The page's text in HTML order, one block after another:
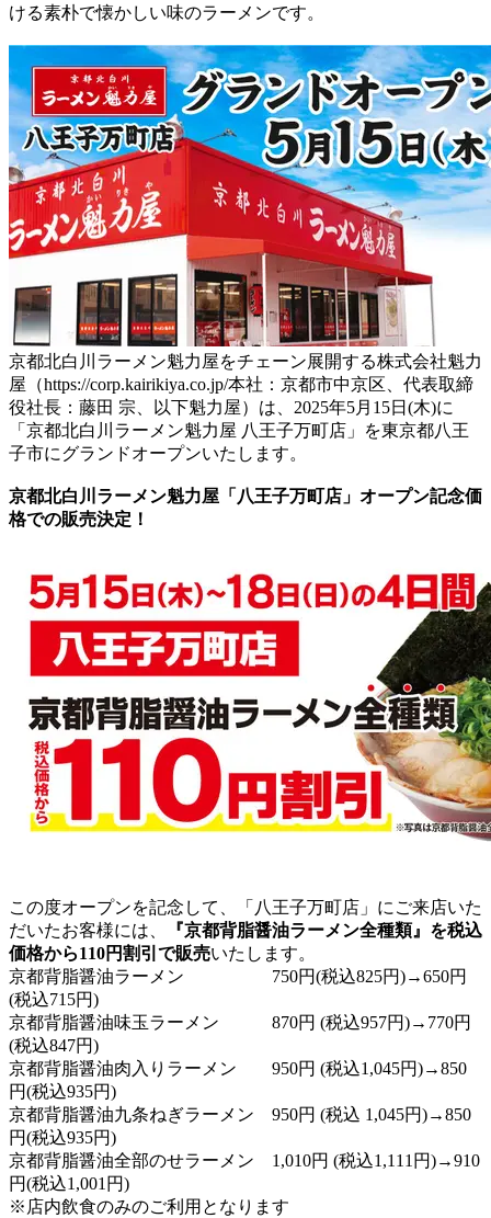
ける素朴で懐かしい味のラーメンです。
京都北白川ラーメン魁力屋をチェーン展開する株式会社魁力
屋（https://corp.kairikiya.co.jp/本社：京都市中京区、代表取締
役社長：藤田 宗、以下魁力屋）は、2025年5月15日(木)に
「京都北白川ラーメン魁力屋 八王子万町店」を東京都八王
子市にグランドオープンいたします。
京都北白川ラーメン魁力屋「八王子万町店」オープン記念価
格での販売決定！
この度オープンを記念して、「八王子万町店」にご来店いた
だいたお客様には、
『京都背脂醤油ラーメン全種類』を税込
価格から110円割引で販売いたします。
京都背脂醤油ラーメン 750円(税込825円)→650円
(税込715円)
京都背脂醤油味玉ラーメン 870円 (税込957円)→770円
(税込847円)
京都背脂醤油肉入りラーメン 950円 (税込1,045円)→850
円(税込935円)
京都背脂醤油九条ねぎラーメン 950円 (税込 1,045円)→850
円(税込935円)
京都背脂醤油全部のせラーメン 1,010円 (税込1,111円)→910
円(税込1,001円)
※店内飲食のみのご利用となります